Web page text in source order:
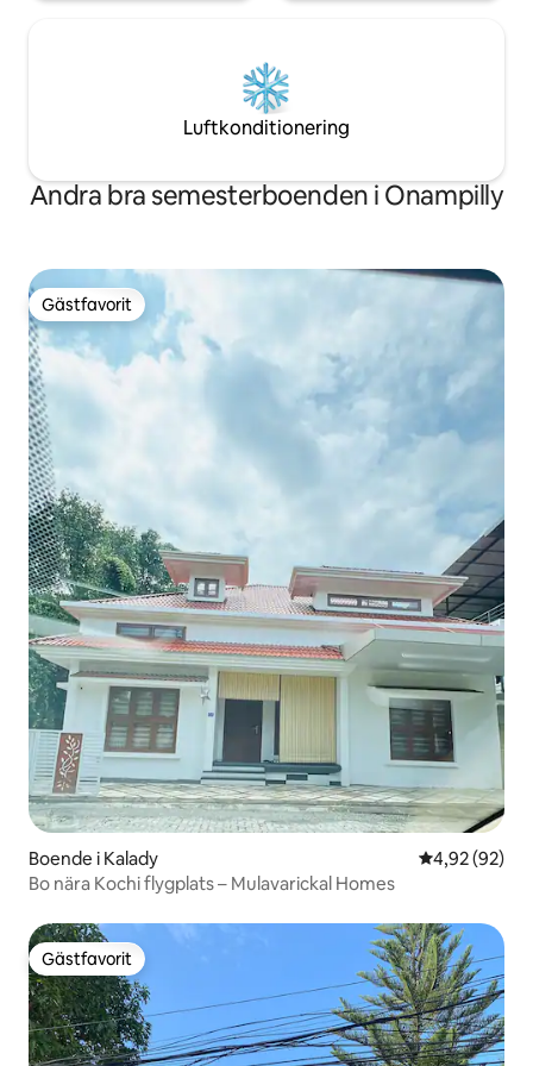
Luftkonditionering
Andra bra semesterboenden i Onampilly
Gästfavorit
Gästfavorit
Boende i Kalady 4,92 av 5 i
4,92 (92)
Bo nära Kochi flygplats – Mulavarickal Homes
Gästfavorit
Gästfavorit